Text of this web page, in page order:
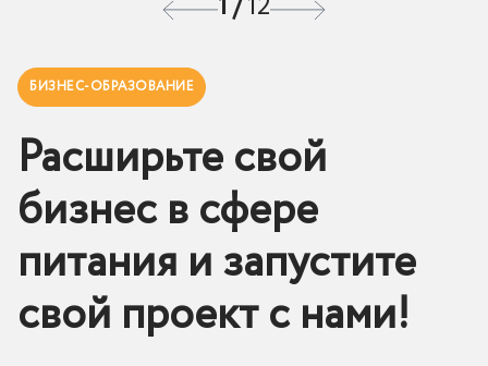
БИЗНЕС-ОБРАЗОВАНИЕ
Расширьте свой
бизнес в сфере
питания и запустите
свой проект с нами!